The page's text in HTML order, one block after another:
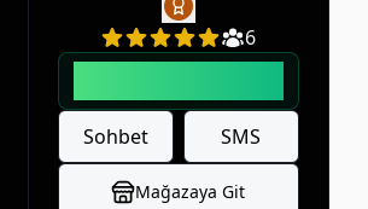
6
Sohbet SMS
Mağazaya Git